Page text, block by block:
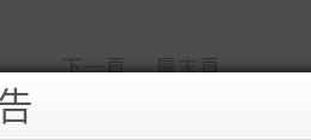
下一頁 最末頁